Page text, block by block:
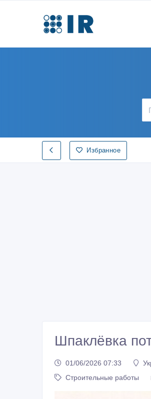
Избранное
Шпаклёвка
01/06/2026 07:33
Строительные работы